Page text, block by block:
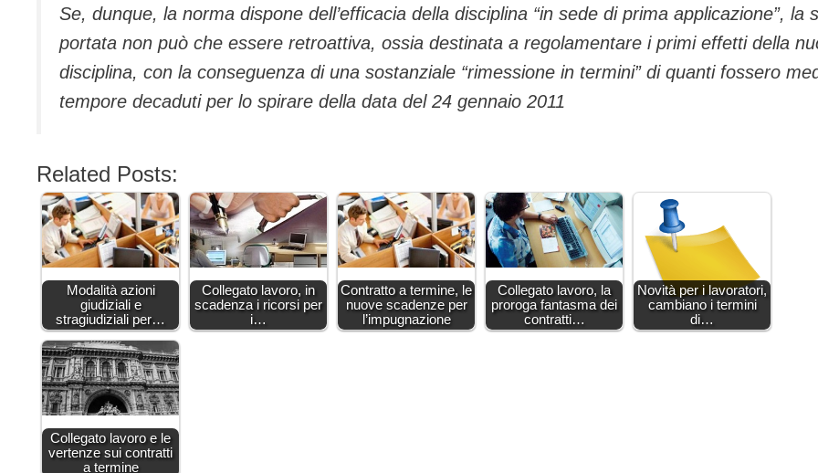
Se, dunque, la norma dispone dell’efficacia della disciplina “in sede di prima applicazione”, la
portata non può che essere retroattiva, ossia destinata a regolamentare i primi effetti della
disciplina, con la conseguenza di una sostanziale “rimessione in termini” di quanti fossero
tempore decaduti per lo spirare della data del 24 gennaio 2011
Related Posts:
Modalità azioni
giudiziali e
stragiudiziali per…
Collegato lavoro, in
scadenza i ricorsi per
i…
Contratto a termine, le
nuove scadenze per
l’impugnazione
Collegato lavoro, la
proroga fantasma dei
contratti…
Novità per i lavoratori,
cambiano i termini
di…
Collegato lavoro e le
vertenze sui contratti
a termine